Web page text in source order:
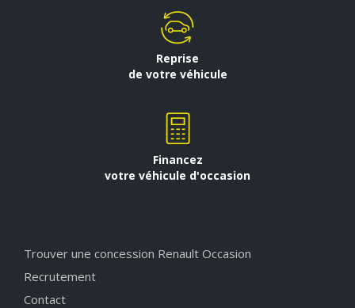
Reprise
de votre véhicule
Financez
votre véhicule d'occasion
Trouver une concession Renault Occasion
Recrutement
Contact